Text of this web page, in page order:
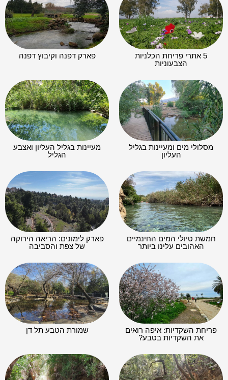
5 אתרי פריחת הכלניות
הצבעוניות
פארק דפנה וקיבוץ דפנה
מסלולי מים ומעיינות בגליל
העליון
מעיינות בגליל העליון ואצבע
הגליל
חמשת טיולי המים החינמיים
האהובים עלינו ביותר
פארק לימונים: הריאה הירוקה
של צפת והסביבה
פריחת השקדיות: איפה רואים
את השקדיות בטבע?
שמורת הטבע תל דן